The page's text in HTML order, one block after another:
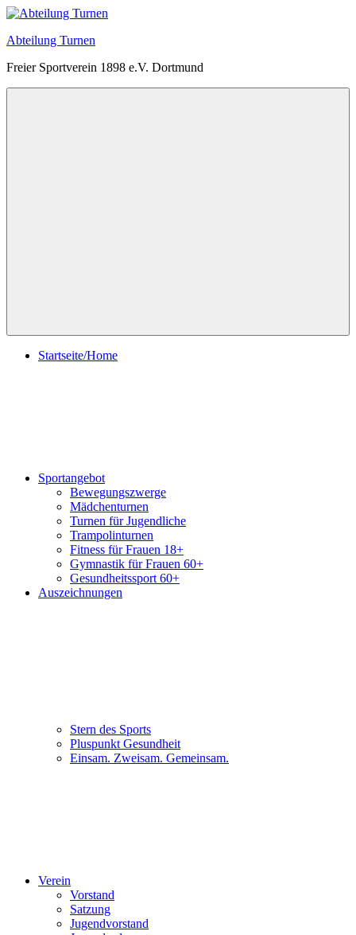
Zum
springen
Abteilung Turnen
Freier Sportverein 1898 e.V. Dortmund
Startseite/Home
Sportangebot
Bewegungszwerge
Mädchenturnen
Turnen für Jugendliche
Trampolinturnen
Fitness für Frauen 18+
Gymnastik für Frauen 60+
Gesundheitssport 60+
Auszeichnungen
Stern des Sports
Pluspunkt Gesundheit
Einsam. Zweisam. Gemeinsam.
Verein
Vorstand
Satzung
Jugendvorstand